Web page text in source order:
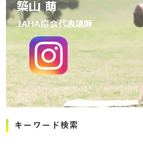
キーワード検索